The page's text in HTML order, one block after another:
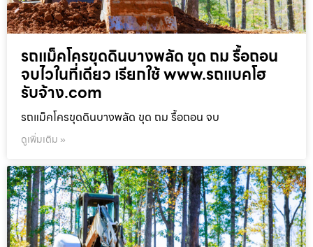
รถแม็คโครขุดดินบางพลัด ขุด ถม รื้อถอน
จบไวในที่เดียว เรียกใช้ www.รถแบคโฮ
รับจ้าง.com
รถแม็คโครขุดดินบางพลัด ขุด ถม รื้อถอน จบ
ดูเพิ่มเติม »